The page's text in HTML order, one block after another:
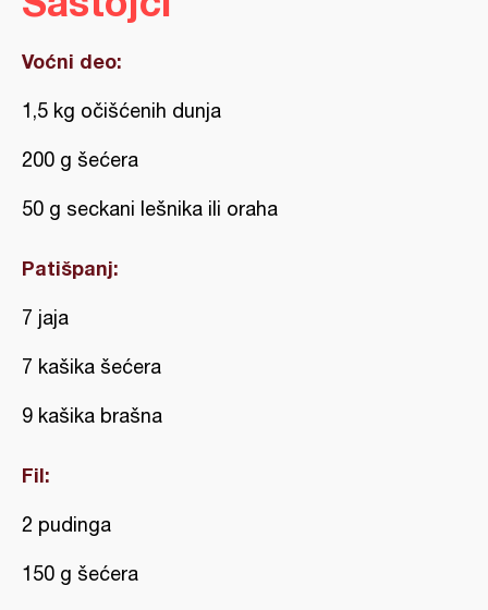
Voćni deo:
1,5 kg očišćenih dunja
200 g šećera
50 g seckani lešnika ili oraha
Patišpanj:
7 jaja
7 kašika šećera
9 kašika brašna
Fil:
2 pudinga
150 g šećera